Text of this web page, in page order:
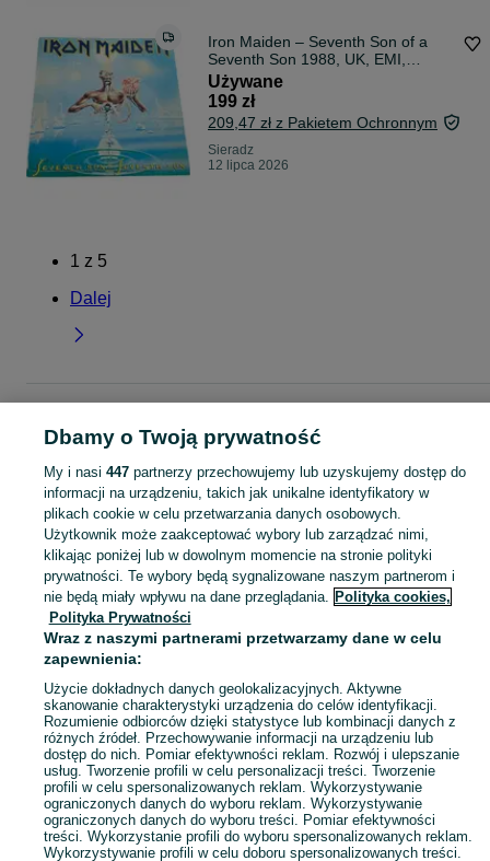
Iron Maiden – Seventh Son of a
Seventh Son 1988, UK, EMI,
oryginalne tłoczenie (pierwsze
wydanie)
Używane
199 zł
209,47 zł z Pakietem Ochronnym
Sieradz
12 lipca 2026
1 z 5
Dalej
Płyty CD - Sieradz
KATEGORIA
Zobacz
Mapa kategorii
Mapa miejscowości
Mapa ministron
Popularne wyszukiwania
Dbamy o Twoją prywatność
My i nasi 447partnerzy przechowujemy lub uzyskujemy dostęp do
informacji na urządzeniu, takich jak unikalne identyfikatory w
plikach cookie w celu przetwarzania danych osobowych.
Użytkownik może zaakceptować wybory lub zarządzać nimi,
klikając poniżej lub w dowolnym momencie na stronie polityki
prywatności. Te wybory będą sygnalizowane naszym partnerom i
nie będą miały wpływu na dane przeglądania. Polityka cookies,
Polityka Prywatności
Wraz z naszymi partnerami przetwarzamy dane w celu
zapewnienia:
Użycie dokładnych danych geolokalizacyjnych. Aktywne
skanowanie charakterystyki urządzenia do celów identyfikacji.
Rozumienie odbiorców dzięki statystyce lub kombinacji danych z
różnych źródeł. Przechowywanie informacji na urządzeniu lub
dostęp do nich. Pomiar efektywności reklam. Rozwój i ulepszanie
usług. Tworzenie profili w celu personalizacji treści. Tworzenie
profili w celu spersonalizowanych reklam. Wykorzystywanie
ograniczonych danych do wyboru reklam. Wykorzystywanie
ograniczonych danych do wyboru treści. Pomiar efektywności
treści. Wykorzystanie profili do wyboru spersonalizowanych reklam.
Wykorzystywanie profili w celu doboru spersonalizowanych treści.